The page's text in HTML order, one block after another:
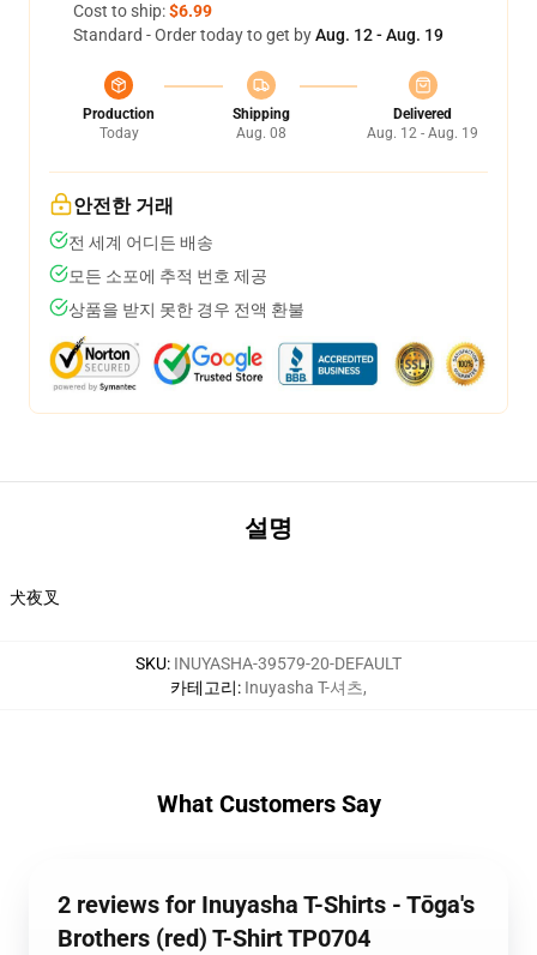
Cost to ship:$6.99
Standard - Order today to get byAug. 12 - Aug. 19
Production
Today
Shipping
Aug. 08
Delivered
Aug. 12 - Aug. 19
안전한 거래
전 세계 어디든 배송
모든 소포에 추적 번호 제공
상품을 받지 못한 경우 전액 환불
설명
犬夜叉
SKU: INUYASHA-39579-20-DEFAULT
카테고리: Inuyasha T-셔츠,
What Customers Say
2 reviews for Inuyasha T-Shirts - Tōga's
Brothers (red) T-Shirt TP0704